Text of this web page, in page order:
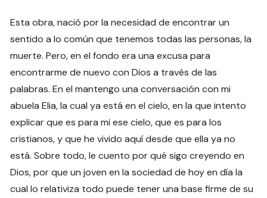
Esta obra, nació por la necesidad de encontrar un
sentido a lo común que tenemos todas las personas, la
muerte. Pero, en el fondo era una excusa para
encontrarme de nuevo con Dios a través de las
palabras. En el mantengo una conversación con mi
abuela Elia, la cual ya está en el cielo, en la que intento
explicar que es para mi ese cielo, que es para los
cristianos, y que he vivido aquí desde que ella ya no
está. Sobre todo, le cuento por qué sigo creyendo en
Dios, por que un joven en la sociedad de hoy en día la
cual lo relativiza todo puede tener una base firme de su